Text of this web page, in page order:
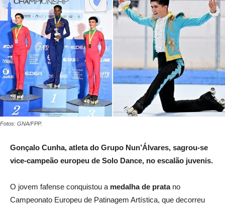
Fotos: GNA/FPP.
Gonçalo Cunha, atleta do Grupo Nun’Álvares, sagrou-se
vice-campeão europeu de Solo Dance, no escalão juvenis.
O jovem fafense conquistou a medalha de pratano
Campeonato Europeu de Patinagem Artística, que decorreu